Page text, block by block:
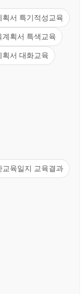
획서 특기적성교육
계획서 특색교육
획서 대화교육
교육일지 교육결과